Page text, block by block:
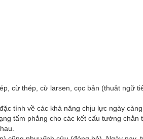
cừ thép, cừ larsen, cọc bản (thuât ngữ
tính về các khả năng chịu lực ngày
tấm phẳng cho các kết cấu tường chắn